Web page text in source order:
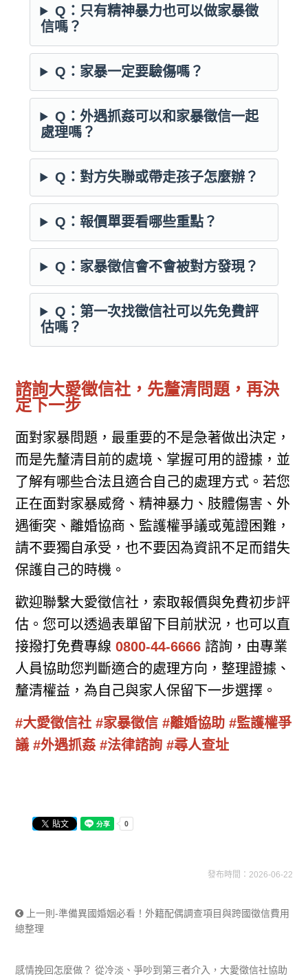
Q：只有精神暴力也可以做家暴徵
信嗎？
Q：家暴一定要驗傷嗎？
Q：外遇抓姦可以和家暴徵信一起
處理嗎？
Q：對方失聯或帶走孩子怎麼辦？
Q：報價單要看哪些重點？
Q：家暴徵信會不會被對方發現？
Q：第一次找徵信社可以先免費評
估嗎？
諮詢大愛徵信社，先釐清問題，再決
定下一步
面對家暴問題，最重要的不是急著做出決定，
而是先釐清目前的處境、掌握可用的證據，並
了解有哪些合法且適合自己的處理方式。若您
正在面對家暴威脅、精神暴力、肢體傷害、外
遇衝突、離婚協商、監護權爭議或蒐證困難，
請不要獨自承受，也不要因為資訊不足而錯失
保護自己的時機。
歡迎聯繫大愛徵信社，索取報價與免費初步評
估。您可以透過表單留下目前狀況，也可以直
接撥打免費專線0800-44-6666 諮詢，由專業
人員協助您判斷適合的處理方向，整理證據、
釐清權益，為自己與家人保留下一步選擇。
#大愛徵信社 #家暴徵信 #離婚協助 #監護權爭
議 #外遇抓姦 #法律諮詢 #尋人查址
發布時間：2026-06-22
上一則-準備異國婚姻必看！外籍配偶調查項目與跨國徵信費用
總整理
感情挽回怎麼做？ 從冷淡、爭吵到第三者介入，大愛徵信社協助